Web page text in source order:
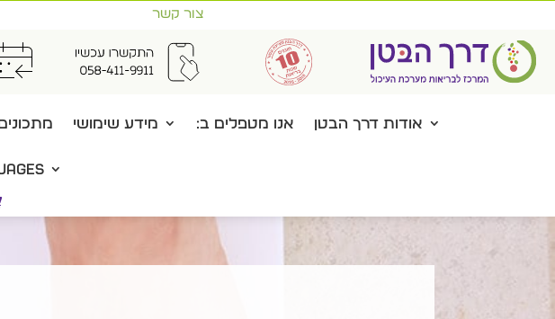
צור קשר
אודות דרך הבטן אנו מטפלים ב: מידע שימושי